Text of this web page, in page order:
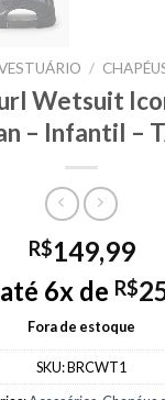
/
Wetsuit
– Infantil –
R$149,99
6x de R$
Fora de estoque
SKU:BRCWT1